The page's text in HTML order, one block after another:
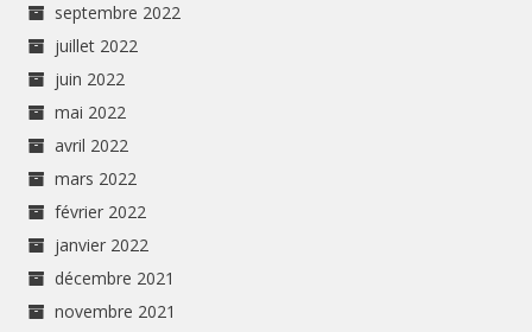
septembre 2022
juillet 2022
juin 2022
mai 2022
avril 2022
mars 2022
février 2022
janvier 2022
décembre 2021
novembre 2021